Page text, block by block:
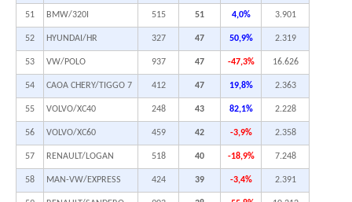
51 BMW/320I 515 51 4,0% 3.901
52 HYUNDAI/HR 327 47 50,9% 2.319
53 VW/POLO 937 47 -47,3% 16.626
54 CAOA CHERY/TIGGO 7 412 47 19,8% 2.363
55 VOLVO/XC40 248 43 82,1% 2.228
56 VOLVO/XC60 459 42 -3,9% 2.358
57 RENAULT/LOGAN 518 40 -18,9% 7.248
58 MAN-VW/EXPRESS 424 39 -3,4% 2.391